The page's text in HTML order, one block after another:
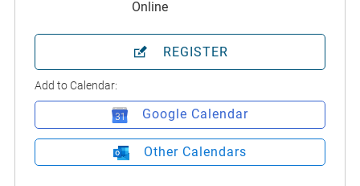
Online
REGISTER
Add to Calendar:
Google Calendar
Other Calendars